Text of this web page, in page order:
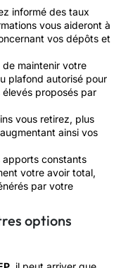
informé des taux
vous aideront à
vos dépôts et
de maintenir votre
plafond autorisé pour
proposés par
vous retirez, plus
ainsi vos
apports constants
votre avoir total,
par votre
options